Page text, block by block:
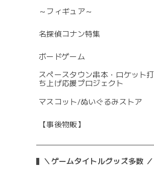
～フィギュア～
名探偵コナン特集
ボードゲーム
スペースタウン串本・ロケット打
ち上げ応援プロジェクト
マスコット/ぬいぐるみストア
【事後物販】
＼ゲームタイトルグッズ多数 ／